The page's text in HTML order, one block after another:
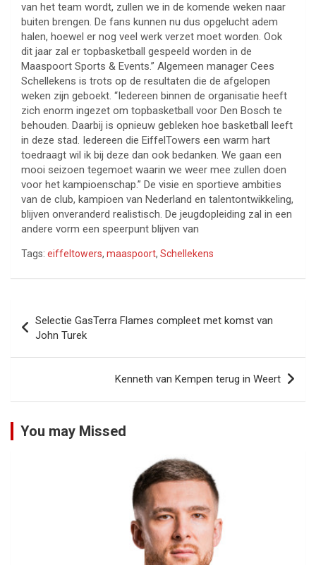
van het team wordt, zullen we in de komende weken naar
buiten brengen. De fans kunnen nu dus opgelucht adem
halen, hoewel er nog veel werk verzet moet worden. Ook
dit jaar zal er topbasketball gespeeld worden in de
Maaspoort Sports & Events.” Algemeen manager Cees
Schellekens is trots op de resultaten die de afgelopen
weken zijn geboekt. “Iedereen binnen de organisatie heeft
zich enorm ingezet om topbasketball voor Den Bosch te
behouden. Daarbij is opnieuw gebleken hoe basketball leeft
in deze stad. Iedereen die EiffelTowers een warm hart
toedraagt wil ik bij deze dan ook bedanken. We gaan een
mooi seizoen tegemoet waarin we weer mee zullen doen
voor het kampioenschap.” De visie en sportieve ambities
van de club, kampioen van Nederland en talentontwikkeling,
blijven onveranderd realistisch. De jeugdopleiding zal in een
andere vorm een speerpunt blijven van
Tags: eiffeltowers, maaspoort, Schellekens
navigatie
Selectie GasTerra Flames compleet met komst van
John Turek
Kenneth van Kempen terug in Weert
You may Missed